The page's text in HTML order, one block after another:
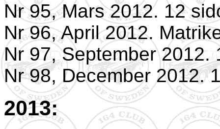
Nr 95, Mars 2012. 12
Nr 96, April 2012.
Nr 97, September 2012.
Nr 98, December 2012.
2013: